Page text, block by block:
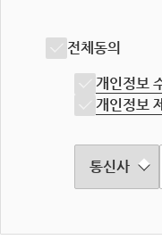
전체동의
개인정보
개인정보